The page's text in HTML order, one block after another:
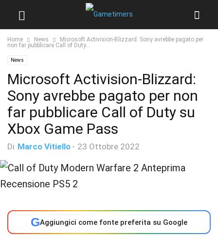
Home News
Microsoft Activision-Blizzard: Sony avrebbe pagato per
non far pubblicare Call of Duty...
News
Microsoft Activision-Blizzard:
Sony avrebbe pagato per non
far pubblicare Call of Duty su
Xbox Game Pass
Di Marco Vitiello - 23 Ottobre 2022
GAggiungici come fonte preferita su Google